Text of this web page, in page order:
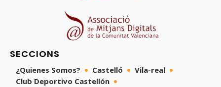
SECCIONS
¿Quienes Somos? Castelló
Vila-real
Club Deportivo Castellón